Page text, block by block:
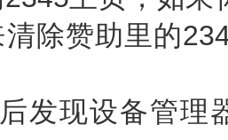
除赞助里的
发现设备管理